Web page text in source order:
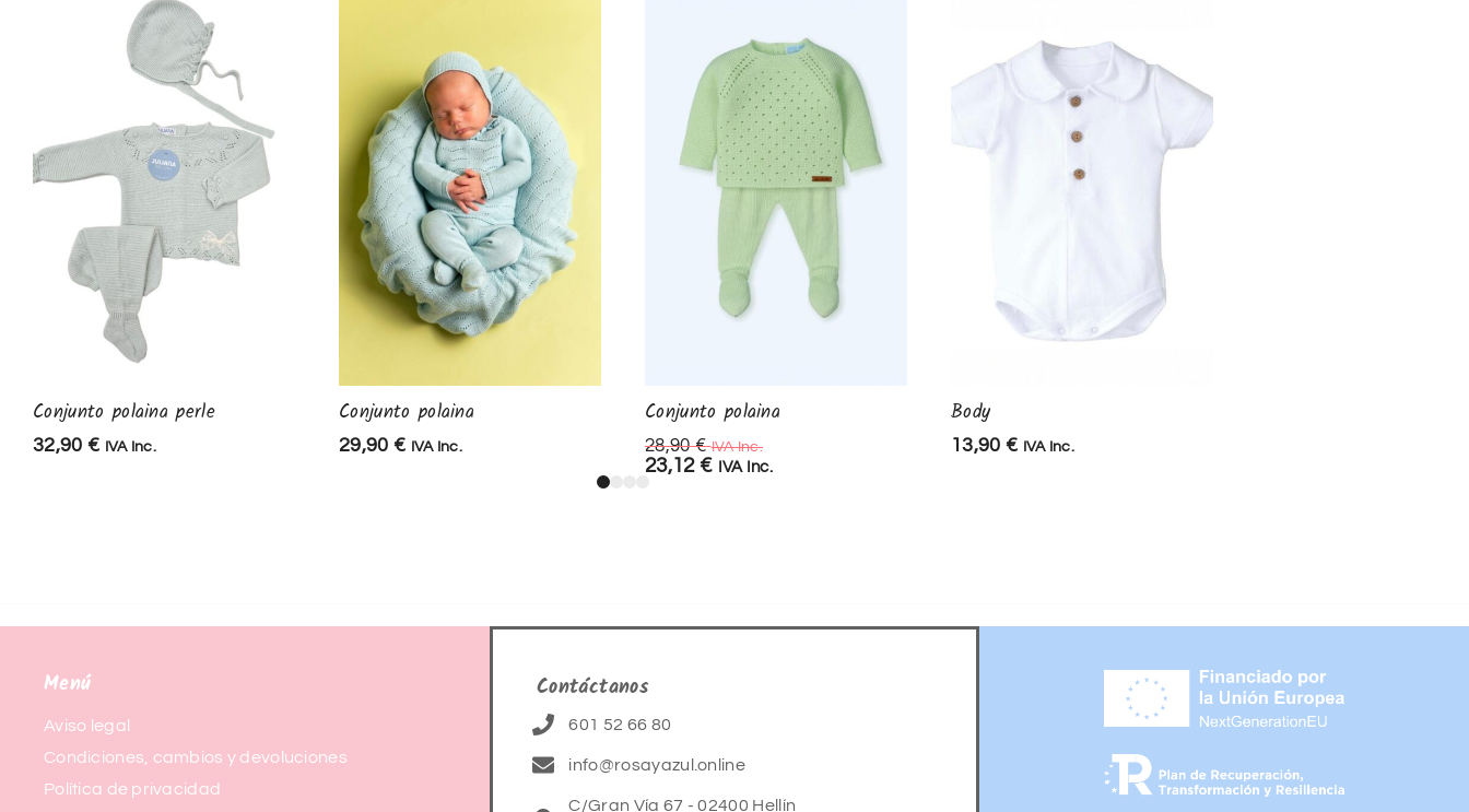
Conjunto polaina perle
32,90 € IVA Inc.
Conjunto polaina
29,90 € IVA Inc.
Conjunto polaina
28,90€ IVA Inc.
23,12 € IVA Inc.
Body
13,90 € IVA Inc.
Menú
Aviso legal
Condiciones, cambios y devoluciones
Política de privacidad
Contáctanos
601 52 66 80
info@rosayazul.online
C/Gran Vía 67 - 02400 Hellín